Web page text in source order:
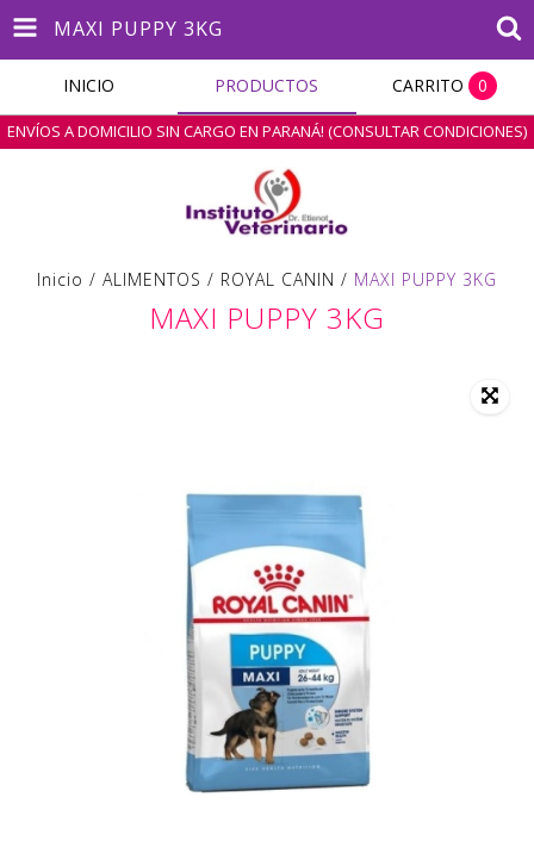
MAXI PUPPY 3KG
INICIO PRODUCTOS CARRITO 0
ENVÍOS A DOMICILIO SIN CARGO EN PARANÁ! (CONSULTAR CONDICIONES)
Inicio / ALIMENTOS / ROYAL CANIN / MAXI PUPPY 3KG
MAXI PUPPY 3KG